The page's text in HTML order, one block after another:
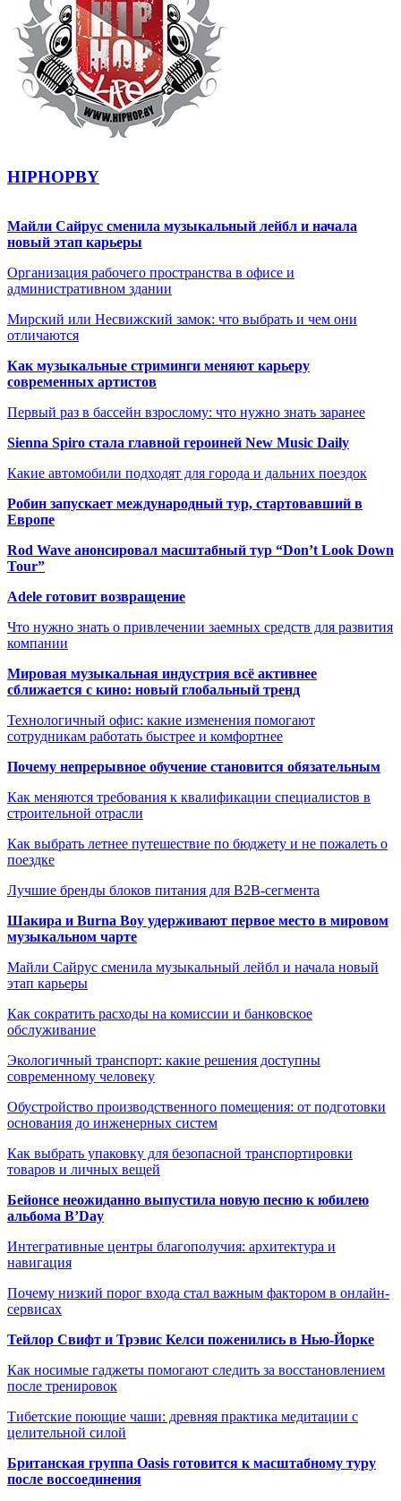
HIPHOPBY
Майли Сайрус сменила музыкальный лейбл и начала
новый этап карьеры
Организация рабочего пространства в офисе и
административном здании
Мирский или Несвижский замок: что выбрать и чем они
отличаются
Как музыкальные стриминги меняют карьеру
современных артистов
Первый раз в бассейн взрослому: что нужно знать заранее
Sienna Spiro стала главной героиней New Music Daily
Какие автомобили подходят для города и дальних поездок
Робин запускает международный тур, стартовавший в
Европе
Rod Wave анонсировал масштабный тур “Don’t Look Down
Tour”
Adele готовит возвращение
Что нужно знать о привлечении заемных средств для развития
компании
Мировая музыкальная индустрия всё активнее
сближается с кино: новый глобальный тренд
Технологичный офис: какие изменения помогают
сотрудникам работать быстрее и комфортнее
Почему непрерывное обучение становится обязательным
Как меняются требования к квалификации специалистов в
строительной отрасли
Как выбрать летнее путешествие по бюджету и не пожалеть о
поездке
Лучшие бренды блоков питания для B2B-сегмента
Шакира и Burna Boy удерживают первое место в мировом
музыкальном чарте
Майли Сайрус сменила музыкальный лейбл и начала новый
этап карьеры
Как сократить расходы на комиссии и банковское
обслуживание
Экологичный транспорт: какие решения доступны
современному человеку
Обустройство производственного помещения: от подготовки
основания до инженерных систем
Как выбрать упаковку для безопасной транспортировки
товаров и личных вещей
Бейонсе неожиданно выпустила новую песню к юбилею
альбома B’Day
Интегративные центры благополучия: архитектура и
навигация
Почему низкий порог входа стал важным фактором в онлайн-
сервисах
Тейлор Свифт и Трэвис Келси поженились в Нью-Йорке
Как носимые гаджеты помогают следить за восстановлением
после тренировок
Тибетские поющие чаши: древняя практика медитации с
целительной силой
Британская группа Oasis готовится к масштабному туру
после воссоединения